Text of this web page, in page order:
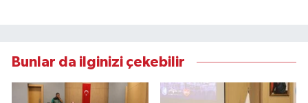
Bunlar da ilginizi çekebilir